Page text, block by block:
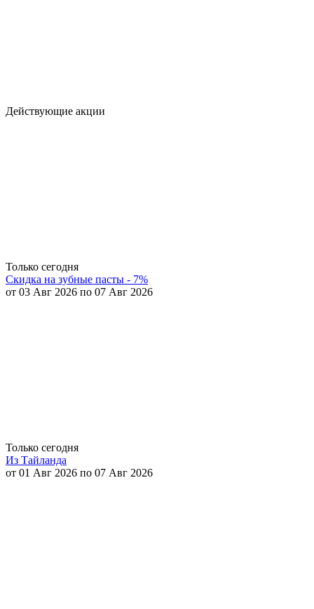
Действующие акции
Только сегодня
Скидка на зубные пасты - 7%
от 03 Авг 2026 по 07 Авг 2026
Только сегодня
Из Тайланда
от 01 Авг 2026 по 07 Авг 2026